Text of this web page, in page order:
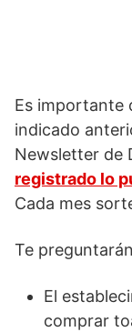
Es importante
indicado
Newsletter de
registrado lo
Cada mes
Te
El
comprar